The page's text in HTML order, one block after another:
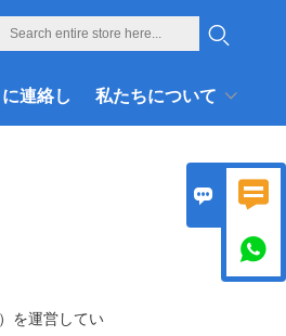
連絡し 私たちについて
を運営してい
 
